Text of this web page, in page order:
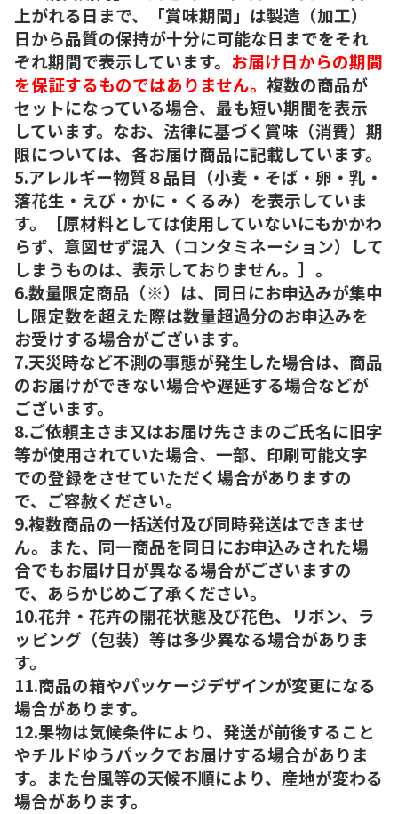
上がれる日まで、「賞味期間」は製造（加工）
日から品質の保持が十分に可能な日までをそれ
ぞれ期間で表示しています。 お届け日からの期間
を保証するものではありません。 複数の商品が
セットになっている場合、最も短い期間を表示
しています。なお、法律に基づく賞味（消費）期
限については、各お届け商品に記載しています。
5.アレルギー物質８品目（小麦・そば・卵・乳・
落花生・えび・かに・くるみ）を表示していま
す。［原材料としては使用していないにもかかわ
らず、意図せず混入（コンタミネーション）して
しまうものは、表示しておりません。］。
6.数量限定商品（※）は、同日にお申込みが集中
し限定数を超えた際は数量超過分のお申込みを
お受けする場合がございます。
7.天災時など不測の事態が発生した場合は、商品
のお届けができない場合や遅延する場合などが
ございます。
8.ご依頼主さま又はお届け先さまのご氏名に旧字
等が使用されていた場合、一部、印刷可能文字
での登録をさせていただく場合がありますの
で、ご容赦ください。
9.複数商品の一括送付及び同時発送はできませ
ん。また、同一商品を同日にお申込みされた場
合でもお届け日が異なる場合がございますの
で、あらかじめご了承ください。
10.花弁・花卉の開花状態及び花色、リボン、ラ
ッピング（包装）等は多少異なる場合がありま
す。
11.商品の箱やパッケージデザインが変更になる
場合があります。
12.果物は気候条件により、発送が前後すること
やチルドゆうパックでお届けする場合がありま
す。また台風等の天候不順により、産地が変わる
場合があります。